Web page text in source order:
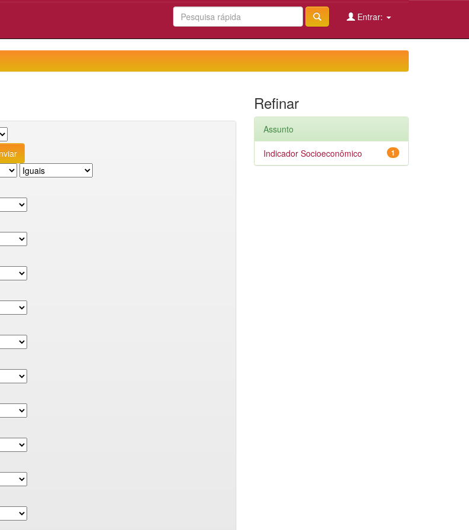
Entrar:
Refinar
Assunto
1
Indicador Socioeconômico